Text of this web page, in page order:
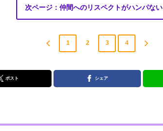
次ページ：仲間へのリスペクトがハンパない
1 2 3 4
ポスト シェア